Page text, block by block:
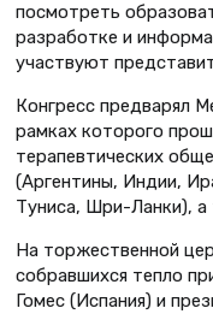
посмотреть
разработке и
участвуют
Конгресс предварял
рамках которого
терапевтических
(Аргентины, Индии,
Туниса, Шри-Ланки), а
На торжественной
собравшихся тепло
Гомес (Испания) и